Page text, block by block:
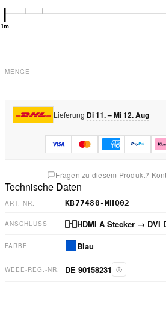
1m
MENGE
Lieferung Di 11. – Mi 12. Aug
Fragen zu diesem Produkt?
Technische Daten
ART.-NR. KB77480-MHQ02
ANSCHLUSS HDMI A Stecker → DVI
FARBE Blau
WEEE-REG.-NR. DE 90158231